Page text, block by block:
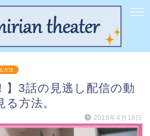
方法
】3話の見逃し配信の動
方法。
2018年4月18日